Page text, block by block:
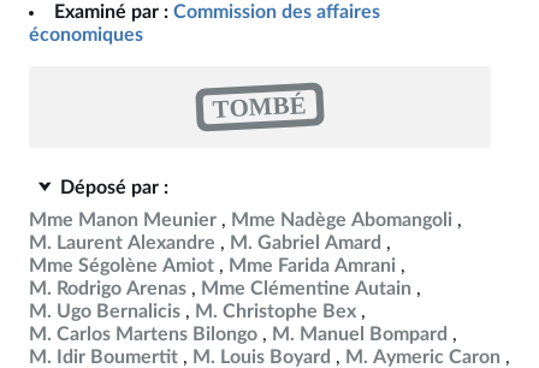
Examiné par : Commission des affaires
économiques
TOMBÉ
Déposé par :
Mme Manon Meunier
Mme Nadège Abomangoli
M. Laurent Alexandre
M. Gabriel Amard
Mme Ségolène Amiot
Mme Farida Amrani
M. Rodrigo Arenas
Mme Clémentine Autain
M. Ugo Bernalicis
M. Christophe Bex
M. Carlos Martens Bilongo
M. Manuel Bompard
M. Idir Boumertit
M. Louis Boyard
M. Aymeric Caron